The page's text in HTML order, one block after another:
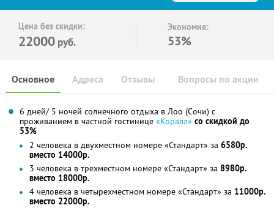
Цена без скидки:
22000 руб.
Экономия:
53%
Основное Отзывы Вопросы по акции
Адреса
6 дней/ 5 ночей солнечного отдыха в Лоо (Сочи) с
проживанием в частной гостинице «Коралл» со скидкой до
53%
2 человека в двухместном номере «Стандарт» за 6580р.
вместо 14000р.
3 человека в трехместном номере «Стандарт» за 8980р.
вместо 18000р.
4 человека в четырехместном номере «Стандарт» за 11000р.
вместо 22000р.